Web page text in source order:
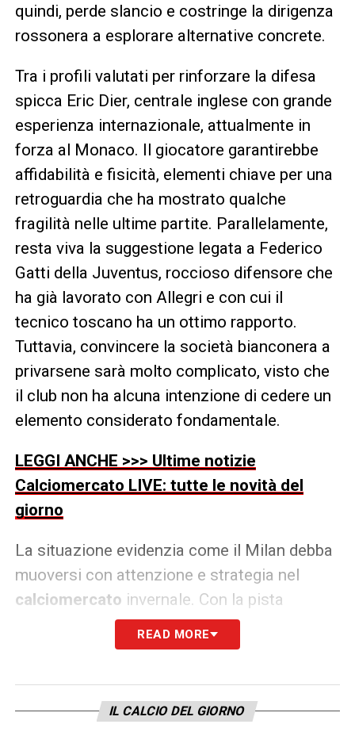
quindi, perde slancio e costringe la dirigenza
rossonera a esplorare alternative concrete.
Tra i profili valutati per rinforzare la difesa
spicca Eric Dier, centrale inglese con grande
esperienza internazionale, attualmente in
forza al Monaco. Il giocatore garantirebbe
affidabilità e fisicità, elementi chiave per una
retroguardia che ha mostrato qualche
fragilità nelle ultime partite. Parallelamente,
resta viva la suggestione legata a Federico
Gatti della Juventus, roccioso difensore che
ha già lavorato con Allegri e con cui il
tecnico toscano ha un ottimo rapporto.
Tuttavia, convincere la società bianconera a
privarsene sarà molto complicato, visto che
il club non ha alcuna intenzione di cedere un
elemento considerato fondamentale.
LEGGI ANCHE >>> Ultime notizie
Calciomercato LIVE: tutte le novità del
giorno
La situazione evidenzia come il Milan debba
muoversi con attenzione e strategia nel
calciomercato invernale. Con la pista
Skriniar ormai quasi esclusa, la scelta del
rinforzo difensivo dovrà bilanciare
di inserimento immediato nella squadra. Ogni
decisione sarà cruciale per permettere ad
READ MORE
IL CALCIO DEL GIORNO